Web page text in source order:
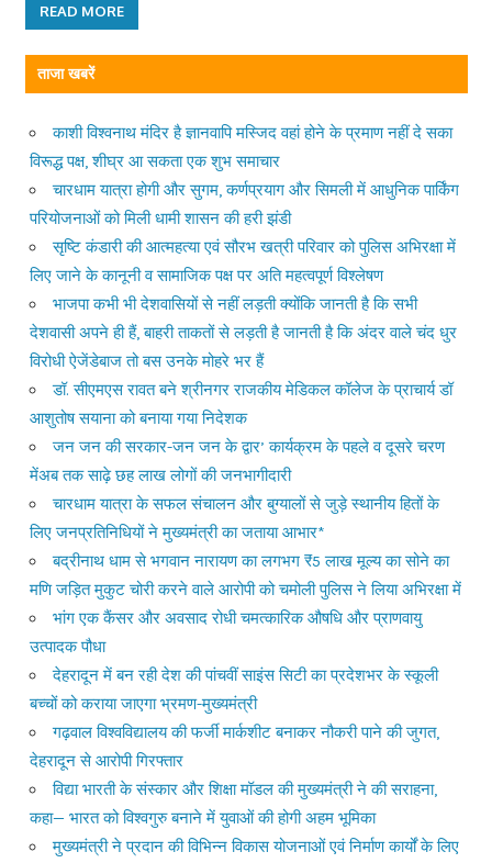
READ MORE
ताजा खबरें
काशी विश्वनाथ मंदिर है ज्ञानवापि मस्जिद वहां होने के प्रमाण नहीं दे सका
विरूद्ध पक्ष, शीघ्र आ सकता एक शुभ समाचार
चारधाम यात्रा होगी और सुगम, कर्णप्रयाग और सिमली में आधुनिक पार्किंग
परियोजनाओं को मिली धामी शासन की हरी झंडी
सृष्टि कंडारी की आत्महत्या एवं सौरभ खत्री परिवार को पुलिस अभिरक्षा में
लिए जाने के कानूनी व सामाजिक पक्ष पर अति महत्वपूर्ण विश्लेषण
भाजपा कभी भी देशवासियों से नहीं लड़ती क्योंकि जानती है कि सभी
देशवासी अपने ही हैं, बाहरी ताकतों से लड़ती है जानती है कि अंदर वाले चंद धुर
विरोधी ऐजेंडेबाज तो बस उनके मोहरे भर हैं
डॉ. सीएमएस रावत बने श्रीनगर राजकीय मेडिकल कॉलेज के प्राचार्य डॉ
आशुतोष सयाना को बनाया गया निदेशक
जन जन की सरकार-जन जन के द्वार’ कार्यक्रम के पहले व दूसरे चरण
मेंअब तक साढ़े छह लाख लोगों की जनभागीदारी
चारधाम यात्रा के सफल संचालन और बुग्यालों से जुड़े स्थानीय हितों के
लिए जनप्रतिनिधियों ने मुख्यमंत्री का जताया आभार*
बद्रीनाथ धाम से भगवान नारायण का लगभग ₹5 लाख मूल्य का सोने का
मणि जड़ित मुकुट चोरी करने वाले आरोपी को चमोली पुलिस ने लिया अभिरक्षा में
भांग एक कैंसर और अवसाद रोधी चमत्कारिक औषधि और प्राणवायु
उत्पादक पौधा
देहरादून में बन रही देश की पांचवीं साइंस सिटी का प्रदेशभर के स्कूली
बच्चों को कराया जाएगा भ्रमण-मुख्यमंत्री
गढ़वाल विश्वविद्यालय की फर्जी मार्कशीट बनाकर नौकरी पाने की जुगत,
देहरादून से आरोपी गिरफ्तार
विद्या भारती के संस्कार और शिक्षा मॉडल की मुख्यमंत्री ने की सराहना,
कहा— भारत को विश्वगुरु बनाने में युवाओं की होगी अहम भूमिका
मुख्यमंत्री ने प्रदान की विभिन्न विकास योजनाओं एवं निर्माण कार्यों के लिए